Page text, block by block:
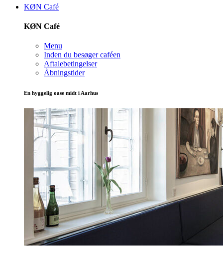
KØN Café
KØN Café
Menu
Inden du besøger caféen
Aftalebetingelser
Åbningstider
En hyggelig oase midt i Aarhus